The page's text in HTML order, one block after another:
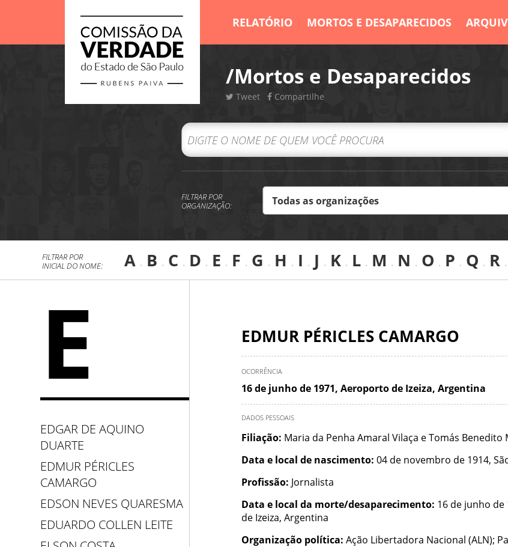
RELATÓRIO MORTOS E DESAPARECIDOS
/Mortos e Desaparecidos
Tweet Compartilhe
FILTRAR POR
ORGANIZAÇÃO:
FILTRAR POR
INICIAL DO NOME:
A . B . C . D . E . F . G . H . I . J . K . L . M . N . O . P . Q . R .
E
EDGAR DE AQUINO
DUARTE
EDMUR PÉRICLES
CAMARGO
EDSON NEVES QUARESMA
EDUARDO COLLEN LEITE
EDMUR PÉRICLES CAMARGO
OCORRÊNCIA
16 de junho de 1971, Aeroporto de Izeiza, Argentina
DADOS PESSOAIS
Filiação: Maria da Penha Amaral Vilaça e Tomás Benedito
Data e local de nascimento: 04 de novembro de 1914,
Profissão: Jornalista
Data e local da morte/desaparecimento: 16 de junho
de Izeiza, Argentina
Organização política: Ação Libertadora Nacional (ALN);